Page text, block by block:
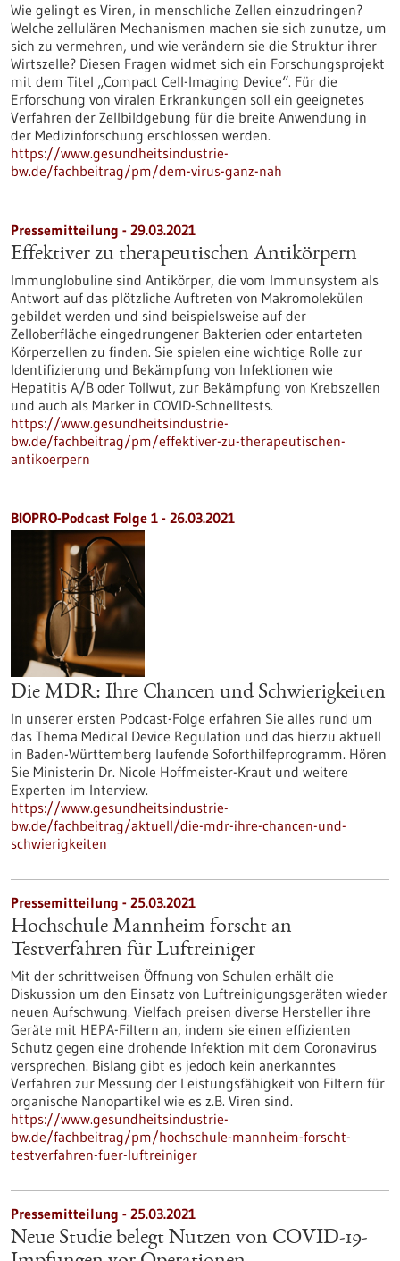
Wie gelingt es Viren, in menschliche Zellen einzudringen?
Welche zellulären Mechanismen machen sie sich zunutze, um
sich zu vermehren, und wie verändern sie die Struktur ihrer
Wirtszelle? Diesen Fragen widmet sich ein Forschungsprojekt
mit dem Titel „Compact Cell-Imaging Device“. Für die
Erforschung von viralen Erkrankungen soll ein geeignetes
Verfahren der Zellbildgebung für die breite Anwendung in
der Medizinforschung erschlossen werden.
https://www.gesundheitsindustrie-
bw.de/fachbeitrag/pm/dem-virus-ganz-nah
Pressemitteilung - 29.03.2021
Effektiver zu therapeutischen Antikörpern
Immunglobuline sind Antikörper, die vom Immunsystem als
Antwort auf das plötzliche Auftreten von Makromolekülen
gebildet werden und sind beispielsweise auf der
Zelloberfläche eingedrungener Bakterien oder entarteten
Körperzellen zu finden. Sie spielen eine wichtige Rolle zur
Identifizierung und Bekämpfung von Infektionen wie
Hepatitis A/B oder Tollwut, zur Bekämpfung von Krebszellen
und auch als Marker in COVID-Schnelltests.
https://www.gesundheitsindustrie-
bw.de/fachbeitrag/pm/effektiver-zu-therapeutischen-
antikoerpern
BIOPRO-Podcast Folge 1 - 26.03.2021
Die MDR: Ihre Chancen und Schwierigkeiten
In unserer ersten Podcast-Folge erfahren Sie alles rund um
das Thema Medical Device Regulation und das hierzu aktuell
in Baden-Württemberg laufende Soforthilfeprogramm. Hören
Sie Ministerin Dr. Nicole Hoffmeister-Kraut und weitere
Experten im Interview.
https://www.gesundheitsindustrie-
bw.de/fachbeitrag/aktuell/die-mdr-ihre-chancen-und-
schwierigkeiten
Pressemitteilung - 25.03.2021
Hochschule Mannheim forscht an
Testverfahren für Luftreiniger
Mit der schrittweisen Öffnung von Schulen erhält die
Diskussion um den Einsatz von Luftreinigungsgeräten wieder
neuen Aufschwung. Vielfach preisen diverse Hersteller ihre
Geräte mit HEPA-Filtern an, indem sie einen effizienten
Schutz gegen eine drohende Infektion mit dem Coronavirus
versprechen. Bislang gibt es jedoch kein anerkanntes
Verfahren zur Messung der Leistungsfähigkeit von Filtern für
organische Nanopartikel wie es z.B. Viren sind.
https://www.gesundheitsindustrie-
bw.de/fachbeitrag/pm/hochschule-mannheim-forscht-
testverfahren-fuer-luftreiniger
Pressemitteilung - 25.03.2021
Neue Studie belegt Nutzen von COVID-19-